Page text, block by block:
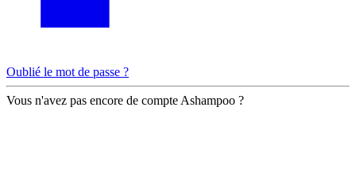
Oublié le mot de passe ?
Vous n'avez pas encore de compte Ashampoo ?